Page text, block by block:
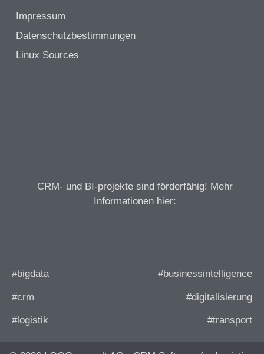
Impressum
Datenschutzbestimmungen
Linux Sources
CRM- und BI-projekte sind förderfähig! Mehr
Informationen hier:
#bigdata #businessintelligence
#crm #digitalisierung
#logistik #transport